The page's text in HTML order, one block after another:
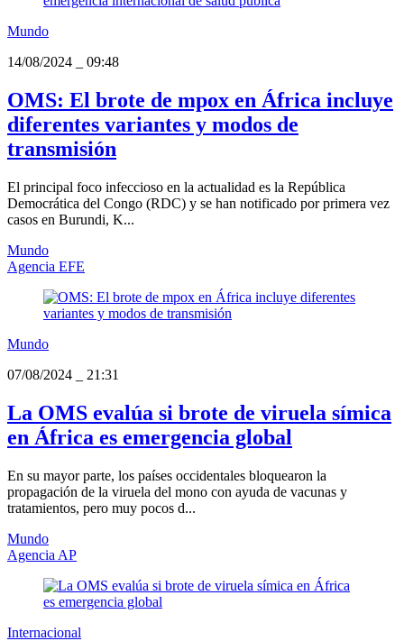
Mundo
14/08/2024
09:48
OMS: El brote de mpox en África incluye
diferentes variantes y modos de
transmisión
El principal foco infeccioso en la actualidad es la República
Democrática del Congo (RDC) y se han notificado por primera vez
casos en Burundi, K...
Mundo
Agencia EFE
Mundo
07/08/2024
21:31
La OMS evalúa si brote de viruela símica
en África es emergencia global
En su mayor parte, los países occidentales bloquearon la
propagación de la viruela del mono con ayuda de vacunas y
tratamientos, pero muy pocos d...
Mundo
Agencia AP
Internacional